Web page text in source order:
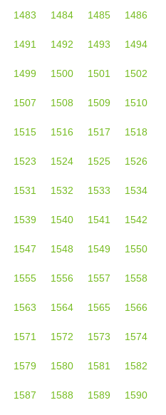
1483 1484 1485 1486
1491 1492 1493 1494
1499 1500 1501 1502
1507 1508 1509 1510
1515 1516 1517 1518
1523 1524 1525 1526
1531 1532 1533 1534
1539 1540 1541 1542
1547 1548 1549 1550
1555 1556 1557 1558
1563 1564 1565 1566
1571 1572 1573 1574
1579 1580 1581 1582
1587 1588 1589 1590